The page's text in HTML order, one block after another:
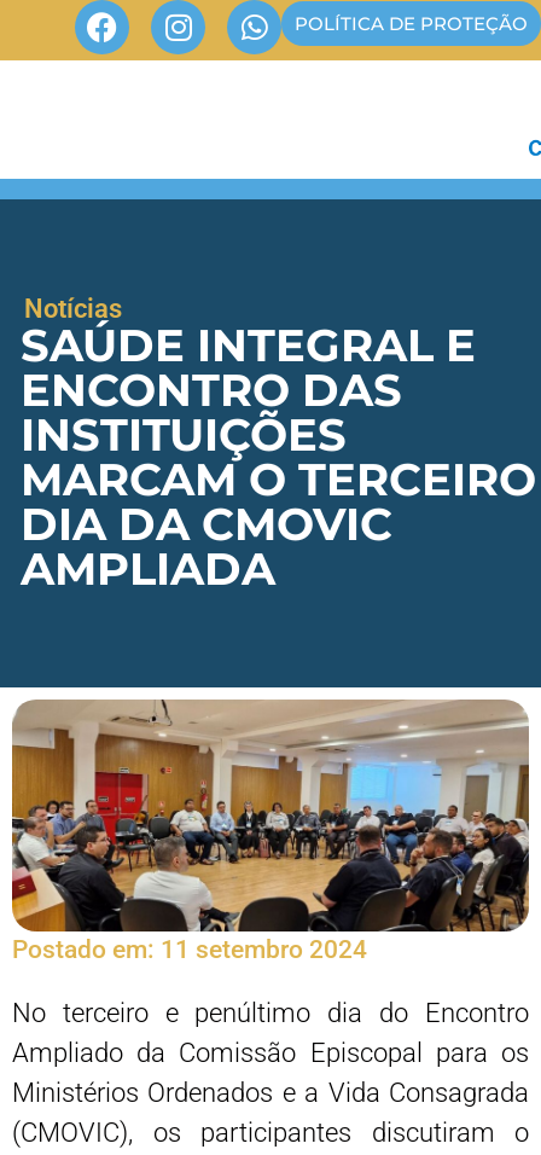
POLÍTICA DE PROTEÇÃO
Notícias
SAÚDE INTEGRAL E
ENCONTRO DAS
INSTITUIÇÕES
MARCAM O TERCEIRO
DIA DA CMOVIC
AMPLIADA
Postado em: 11 setembro 2024
No terceiro e penúltimo dia do Encontro
Ampliado da Comissão Episcopal para os
Ministérios Ordenados e a Vida Consagrada
(CMOVIC), os participantes discutiram o